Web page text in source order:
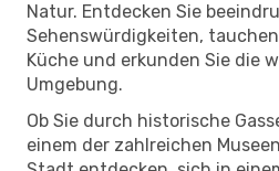
Natur. Entdecken Sie
Sehenswürdigkeiten,
Küche und erkunden Sie die
Umgebung.
Ob Sie durch historische
einem der zahlreichen